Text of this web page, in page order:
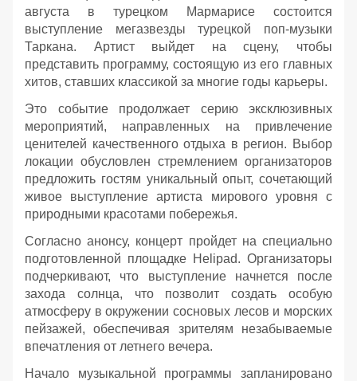
августа в турецком Мармарисе состоится
выступление мегазвезды турецкой поп-музыки
Таркана. Артист выйдет на сцену, чтобы
представить программу, состоящую из его главных
хитов, ставших классикой за многие годы карьеры.
Это событие продолжает серию эксклюзивных
мероприятий, направленных на привлечение
ценителей качественного отдыха в регион. Выбор
локации обусловлен стремлением организаторов
предложить гостям уникальный опыт, сочетающий
живое выступление артиста мирового уровня с
природными красотами побережья.
Согласно анонсу, концерт пройдет на специально
подготовленной площадке Helipad. Организаторы
подчеркивают, что выступление начнется после
захода солнца, что позволит создать особую
атмосферу в окружении сосновых лесов и морских
пейзажей, обеспечивая зрителям незабываемые
впечатления от летнего вечера.
Начало музыкальной программы запланировано